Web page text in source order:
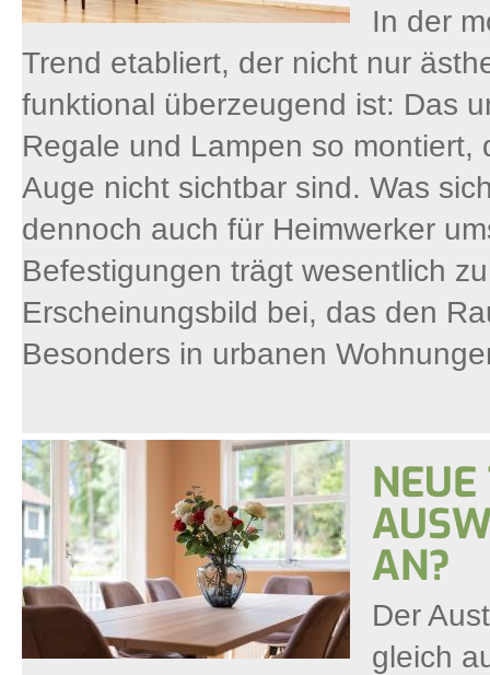
In der
Trend etabliert, der nicht nur
funktional überzeugend ist: Das
Regale und Lampen so
Auge nicht sichtbar sind. Was
dennoch auch für Heimwerker
Befestigungen trägt wesentlich
Erscheinungsbild bei, das den
Besonders in urbanen
AN?
Der
gleich